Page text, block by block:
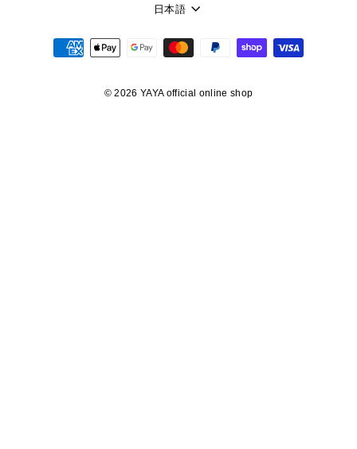
言
日本語
© 2026 YAYA official online shop